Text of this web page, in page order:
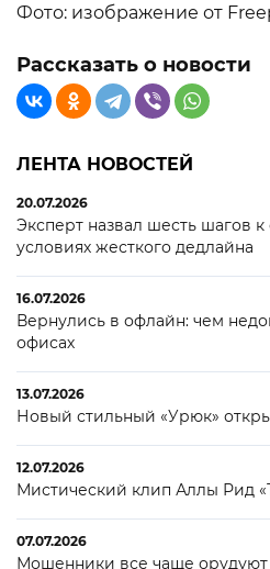
Фото: изображение от
Рассказать о новости
ЛЕНТА НОВОСТЕЙ
20.07.2026
Эксперт назвал шесть шагов
условиях жесткого дедлайна
16.07.2026
Вернулись в офлайн: чем
офисах
13.07.2026
Новый стильный «Урюк»
12.07.2026
Мистический клип Аллы Рид
07.07.2026
Мошенники все чаще орудуют